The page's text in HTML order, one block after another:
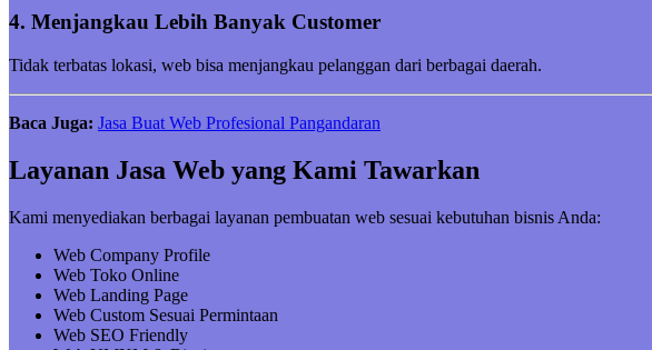
4. Menjangkau Lebih Banyak Customer
Tidak terbatas lokasi, web bisa menjangkau pelanggan dari berbagai daerah.
Baca Juga: Jasa Buat Web Profesional Pangandaran
Layanan Jasa Web yang Kami Tawarkan
Kami menyediakan berbagai layanan pembuatan web sesuai kebutuhan bisnis Anda:
Web Company Profile
Web Toko Online
Web Landing Page
Web Custom Sesuai Permintaan
Web SEO Friendly